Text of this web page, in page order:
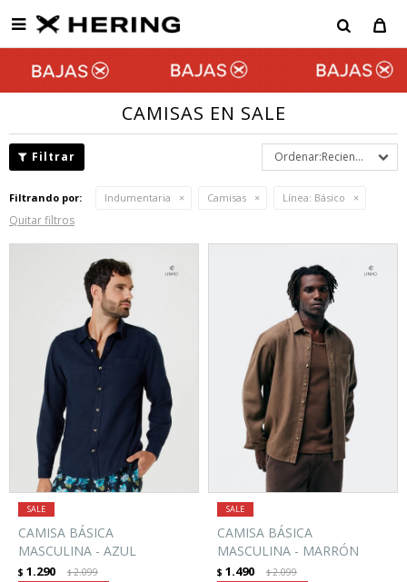

CAMISAS EN SALE
Recientes
Filtrando por: Indumentaria Camisas Línea: Básico
Quitar filtros
CAMISA BÁSICA
MASCULINA - AZUL
$ 1.290 $2.099
CAMISA BÁSICA
MASCULINA - MARRÓN
$ 1.490 $2.099